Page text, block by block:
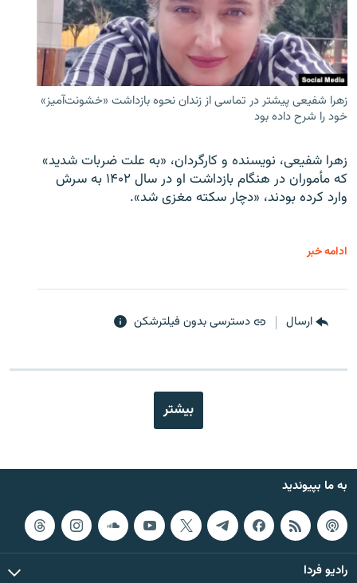
زهرا شفیعی پیشتر در تماسی از زندان نحوه بازداشت «خشونت‌آمیز»
خود را شرح داده بود
زهرا شفیعی، نویسنده و کارگردان، «به علت ضربات شدید»
که مأموران در هنگام بازداشت او در سال ۱۴۰۲ به سرش
وارد کرده بودند، «دچار سکته مغزی شد».
ادامه خبر
ارسال دسترسی بدون فیلترشکن
بیشتر
به ما بپیوندید
رادیو فردا